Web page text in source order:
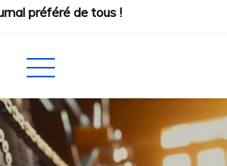
préféré de tous !